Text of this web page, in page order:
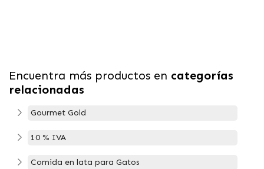
Encuentra más productos en categorías
relacionadas
Gourmet Gold
10 % IVA
Comida en lata para Gatos